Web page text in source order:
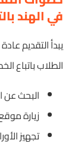
في الهند
يبدأ التقديم
الطلاب باتباع
البحث عن
زيارة
تجهيز